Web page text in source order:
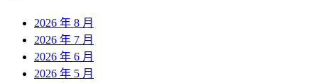
2026 年 8 月
2026 年 7 月
2026 年 6 月
2026 年 5 月